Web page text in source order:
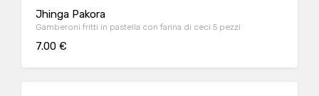
Jhinga Pakora
Gamberoni fritti in pastella con farina di ceci 5 pezzi
7.00 €